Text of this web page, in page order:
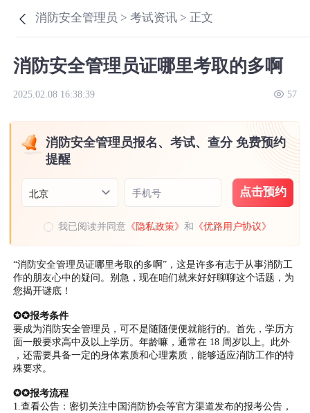
消防安全管理员 >考试资讯 > 正文
消防安全管理员证哪里考取的多啊
2025.02.08 16:38:39 57
消防安全管理员报名、考试、查分 免费预约
提醒
北京 手机号 点击预约
我已阅读并同意 《隐私政策》和 《优路用户协议》
“消防安全管理员证哪里考取的多啊”，这是许多有志于从事消防工
作的朋友心中的疑问。别急，现在咱们就来好好聊聊这个话题，为
您揭开谜底！
✪✪报考条件
要成为消防安全管理员，可不是随随便便就能行的。首先，学历方
面一般要求高中及以上学历。年龄嘛，通常在 18 周岁以上。此外
，还需要具备一定的身体素质和心理素质，能够适应消防工作的特
殊要求。
✪✪报考流程
1.查看公告：密切关注中国消防协会等官方渠道发布的报考公告，